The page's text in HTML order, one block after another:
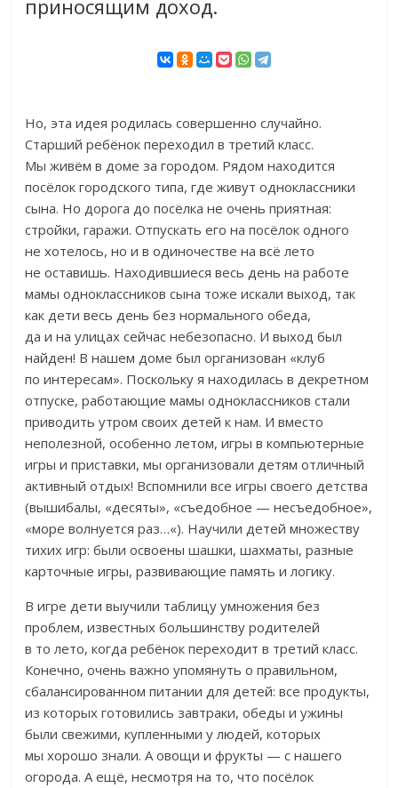
приносящим доход.
Но, эта идея родилась совершенно случайно.
Старший ребёнок переходил в третий класс.
Мы живём в доме за городом. Рядом находится
посёлок городского типа, где живут одноклассники
сына. Но дорога до посёлка не очень приятная:
стройки, гаражи. Отпускать его на посёлок одного
не хотелось, но и в одиночестве на всё лето
не оставишь. Находившиеся весь день на работе
мамы одноклассников сына тоже искали выход, так
как дети весь день без нормального обеда,
да и на улицах сейчас небезопасно. И выход был
найден! В нашем доме был организован «клуб
по интересам». Поскольку я находилась в декретном
отпуске, работающие мамы одноклассников стали
приводить утром своих детей к нам. И вместо
неполезной, особенно летом, игры в компьютерные
игры и приставки, мы организовали детям отличный
активный отдых! Вспомнили все игры своего детства
(вышибалы, «десяты», «съедобное — несъедобное»,
«море волнуется раз…«). Научили детей множеству
тихих игр: были освоены шашки, шахматы, разные
карточные игры, развивающие память и логику.
В игре дети выучили таблицу умножения без
проблем, известных большинству родителей
в то лето, когда ребёнок переходит в третий класс.
Конечно, очень важно упомянуть о правильном,
сбалансированном питании для детей: все продукты,
из которых готовились завтраки, обеды и ужины
были свежими, купленными у людей, которых
мы хорошо знали. А овощи и фрукты — с нашего
огорода. А ещё, несмотря на то, что посёлок